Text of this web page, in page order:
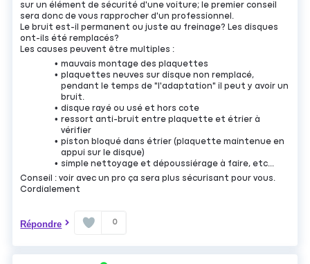
sur un élément de sécurité d'une voiture; le premier conseil
sera donc de vous rapprocher d'un professionnel.
Le bruit est-il permanent ou juste au freinage? Les disques
ont-ils été remplacés?
Les causes peuvent être multiples :
mauvais montage des plaquettes
plaquettes neuves sur disque non remplacé,
pendant le temps de "l'adaptation" il peut y avoir un
bruit.
disque rayé ou usé et hors cote
ressort anti-bruit entre plaquette et étrier à
vérifier
piston bloqué dans étrier (plaquette maintenue en
appui sur le disque)
simple nettoyage et dépoussiérage à faire, etc...
Conseil : voir avec un pro ça sera plus sécurisant pour vous.
Cordialement
Répondre 0